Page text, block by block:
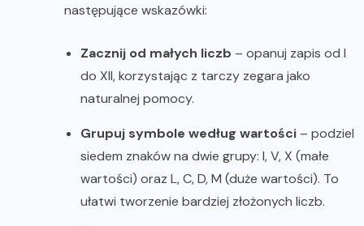
następujące wskazówki:
Zacznij od małych liczb – opanuj zapis od I
do XII, korzystając z tarczy zegara jako
naturalnej pomocy.
Grupuj symbole według wartości – podziel
siedem znaków na dwie grupy: I, V, X (małe
wartości) oraz L, C, D, M (duże wartości). To
ułatwi tworzenie bardziej złożonych liczb.